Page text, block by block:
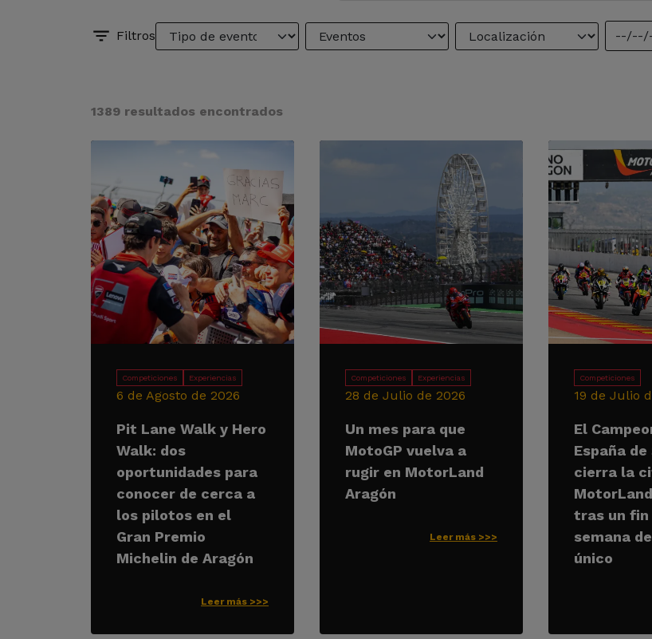
Filtros
1389 resultados encontrados
Competiciones Experiencias
6 de Agosto de 2026
Pit Lane Walk y Hero
Walk: dos
oportunidades para
conocer de cerca a
los pilotos en el
Gran Premio
Michelin de Aragón
Leer más >>>
Competiciones Experiencias
28 de Julio de 2026
Un mes para que
MotoGP vuelva a
rugir en MotorLand
Aragón
Leer más >>>
Competiciones
19 de Julio
El
España
cierra la
tras un fin
semana
único